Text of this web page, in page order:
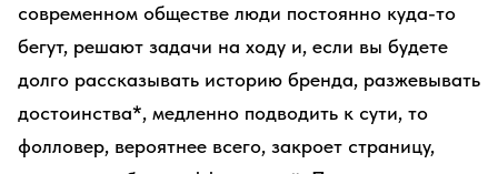
современном обществе люди постоянно куда-то
бегут, решают задачи на ходу и, если вы будете
долго рассказывать историю бренда, разжевывать
достоинства*, медленно подводить к сути, то
фолловер, вероятнее всего, закроет страницу,